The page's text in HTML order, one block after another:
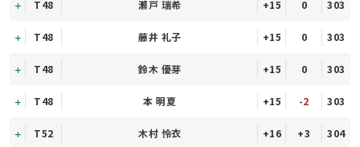
T48 瀬戸 瑞希 +15 0 303
T48 藤井 礼子 +15 0 303
T48 鈴木 優芽 +15 0 303
T48 本 明夏 +15 -2 303
T52 木村 怜衣 +16 +3 304